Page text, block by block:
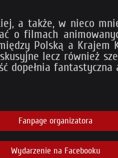
a także, w nieco
o filmach
Polską a Krajem
lecz również
dopełnia
Fanpage organizatora
Wydarzenie na Facebooku